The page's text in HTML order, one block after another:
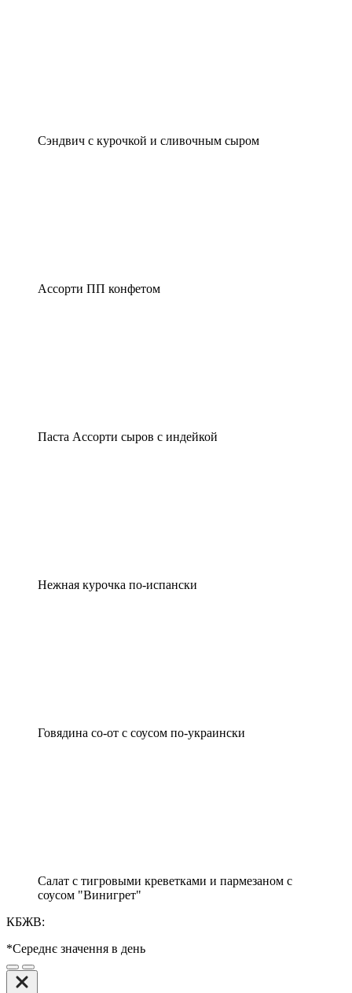
Сэндвич с курочкой и сливочным сыром
Ассорти ПП конфетом
Паста Ассорти сыров с индейкой
Нежная курочка по-испански
Говядина со-от с соусом по-украински
Салат с тигровыми креветками и пармезаном с
соусом "Винигрет"
КБЖВ:
*Середнє значення в день